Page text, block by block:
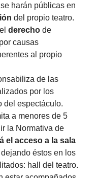
harán públicas en
del propio teatro.
derecho de
causas
al propio
de las
por los
del espectáculo.
a menores de 5
la Normativa de
el acceso a la sala
dejando éstos en los
hall del teatro.